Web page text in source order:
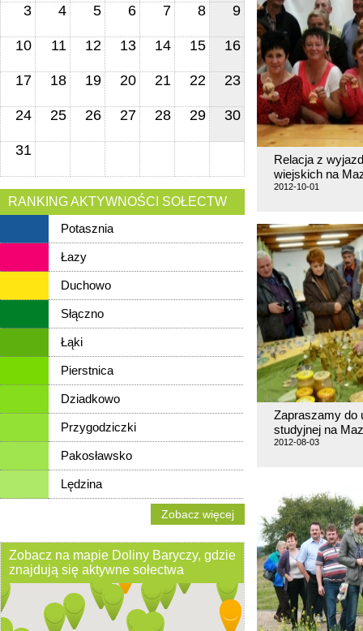
3 4 5 6 7 8 9
10 11 12 13 14 15 16
17 18 19 20 21 22 23
24 25 26 27 28 29 30
31
RANKING AKTYWNOŚCI SOŁECTW
Potasznia
Łazy
Duchowo
Słączno
Łąki
Pierstnica
Dziadkowo
Przygodziczki
Pakosławsko
Lędzina
Zobacz więcej
Zobacz na mapie Doliny Baryczy, gdzie
znajdują się aktywne sołectwa
Relacja z
wiejskich na
2012-10-01
Zapraszamy do
studyjnej na
2012-08-03